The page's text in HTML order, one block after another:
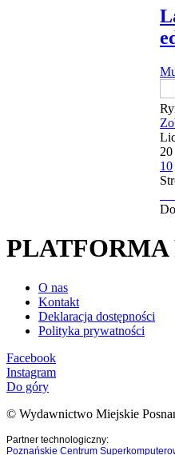
20
10
PLATFORMA
O nas
Kontakt
Deklaracja dostępności
Polityka prywatności
Facebook
Instagram
Do góry
© Wydawnictwo Miejskie
Partner technologiczny:
Poznańskie Centrum